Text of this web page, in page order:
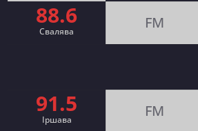
88.6
Свалява FM
91.5
Іршава FM